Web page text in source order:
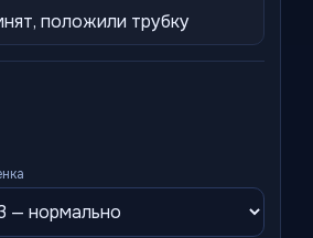
положили трубку